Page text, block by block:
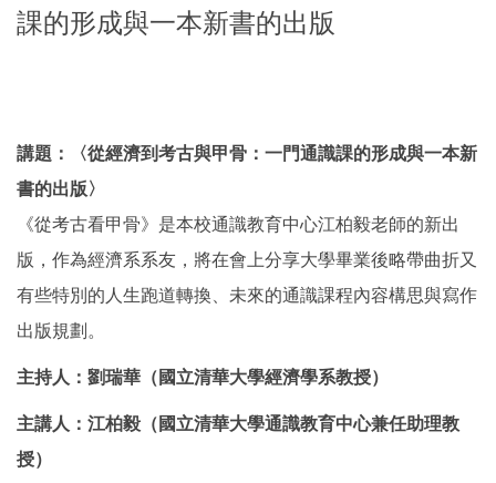
課的形成與一本新書的出版
講題：〈從經濟到考古與甲骨：一門通識課的形成與一本新
書的出版〉
《從考古看甲骨》是本校通識教育中心江柏毅老師的新出
版，作為經濟系系友，將在會上分享大學畢業後略帶曲折又
有些特別的人生跑道轉換、未來的通識課程內容構思與寫作
出版規劃。
主持人：劉瑞華（國立清華大學經濟學系教授）
主講人：江柏毅（國立清華大學通識教育中心兼任助理教
授）